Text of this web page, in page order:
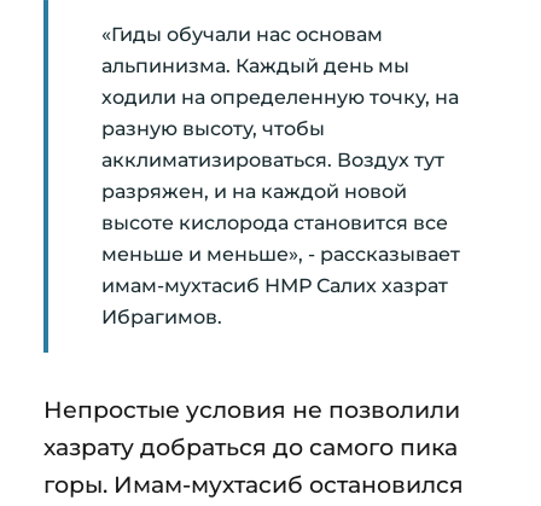
«Гиды обучали нас основам
альпинизма. Каждый день мы
ходили на определенную точку, на
разную высоту, чтобы
акклиматизироваться. Воздух тут
разряжен, и на каждой новой
высоте кислорода становится все
меньше и меньше», - рассказывает
имам-мухтасиб НМР Салих хазрат
Ибрагимов.
Непростые условия не позволили
хазрату добраться до самого пика
горы. Имам-мухтасиб остановился